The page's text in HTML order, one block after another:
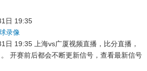
日 19:35
录像
日 19:35 上海vs广厦视频直播，比分直播，
开赛前后都会不断更新信号，查看最新信号